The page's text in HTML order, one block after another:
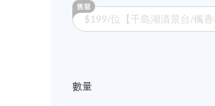
$199/位【千島湖清景台/楓香
數量